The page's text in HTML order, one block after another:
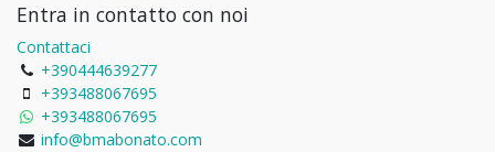
Entra in contatto con noi
Contattaci
+390444639277
+393488067695
+393488067695
info@bmabonato.com